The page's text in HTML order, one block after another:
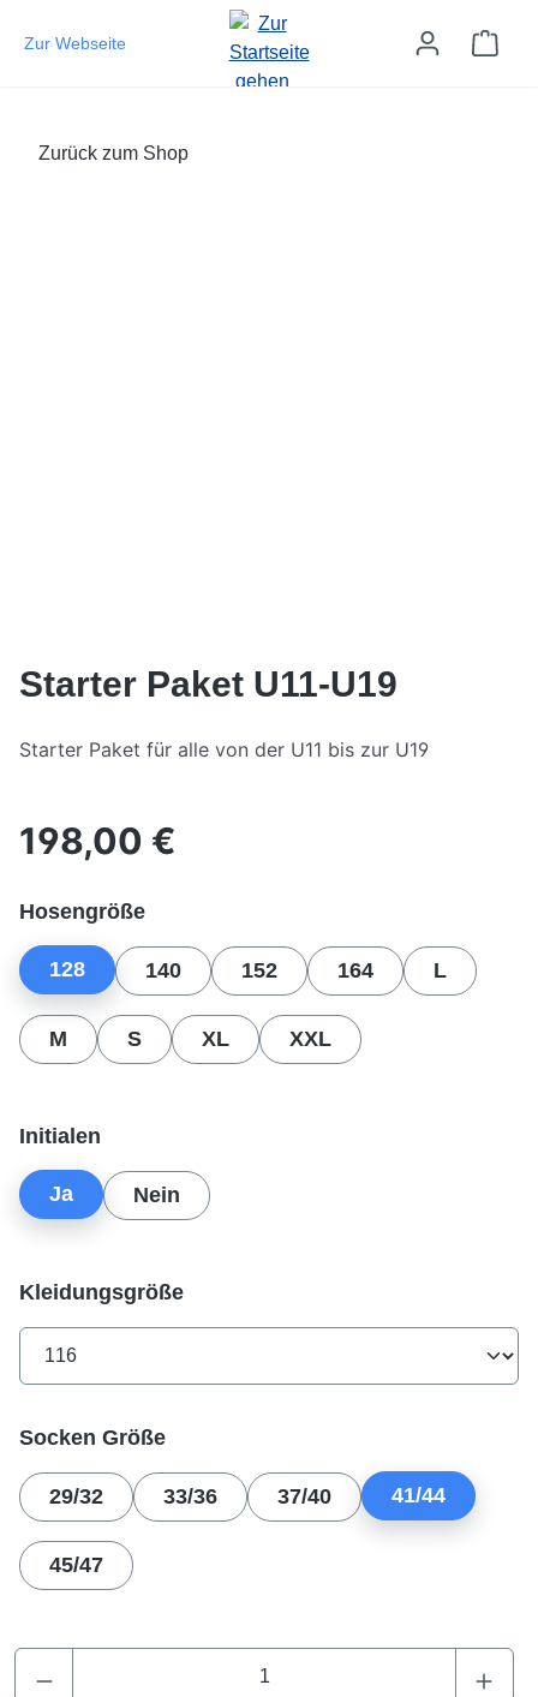
Zum Hauptinhalt springen
Zur Webseite
Zurück zum Shop
Starter Paket U11-U19
Starter Paket für alle von der U11 bis zur U19
Regulärer Preis:
198,00 €
Hosengrößeauswählen
128 140 152 164 L
M S XL XXL
Initialen
Ja Nein
Kleidungsgrößeauswählen
Socken Größeauswählen
29/32 33/36 37/40 41/44
45/47
Produkt Anzahl: Gib den gewünschten